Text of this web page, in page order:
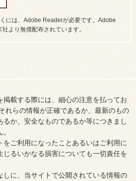
には、Adobe Readerが必要です。Adobe
より無償配布されています。
掲載する際には、細心の注意を払ってお
れらの情報が正確であるか、最新のもの
るか、安全なものであるか等につきまし
をご利用になったことあるいはご利用に
じるいかなる損害についても一切責任を
しに、当サイトで公開されている情報の